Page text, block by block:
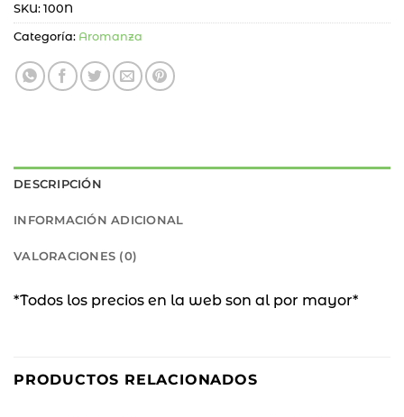
SKU: 100N
Categoría: Aromanza
DESCRIPCIÓN
INFORMACIÓN ADICIONAL
VALORACIONES (0)
*Todos los precios en la web son al por mayor*
PRODUCTOS RELACIONADOS